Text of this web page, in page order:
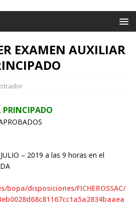
EXAMEN AUXILIAR
PRINCIPADO
– 2019 a las 9 horas en el
disposiciones/FICHEROSSAC/